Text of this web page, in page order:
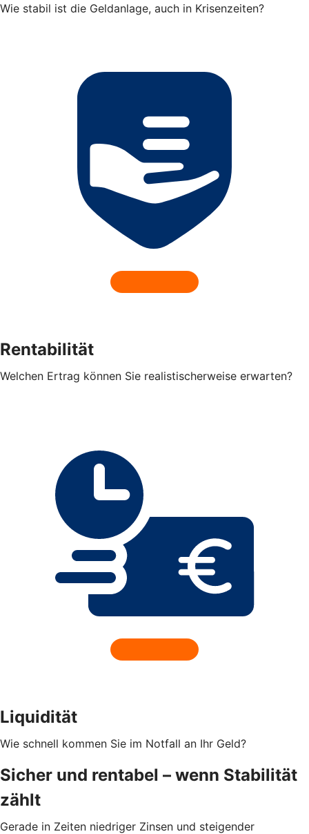
Wie stabil ist die Geldanlage, auch in Krisenzeiten?
Rentabilität
Welchen Ertrag können Sie realistischerweise erwarten?
Liquidität
Wie schnell kommen Sie im Notfall an Ihr Geld?
Sicher und rentabel – wenn Stabilität
zählt
Gerade in Zeiten niedriger Zinsen und steigender